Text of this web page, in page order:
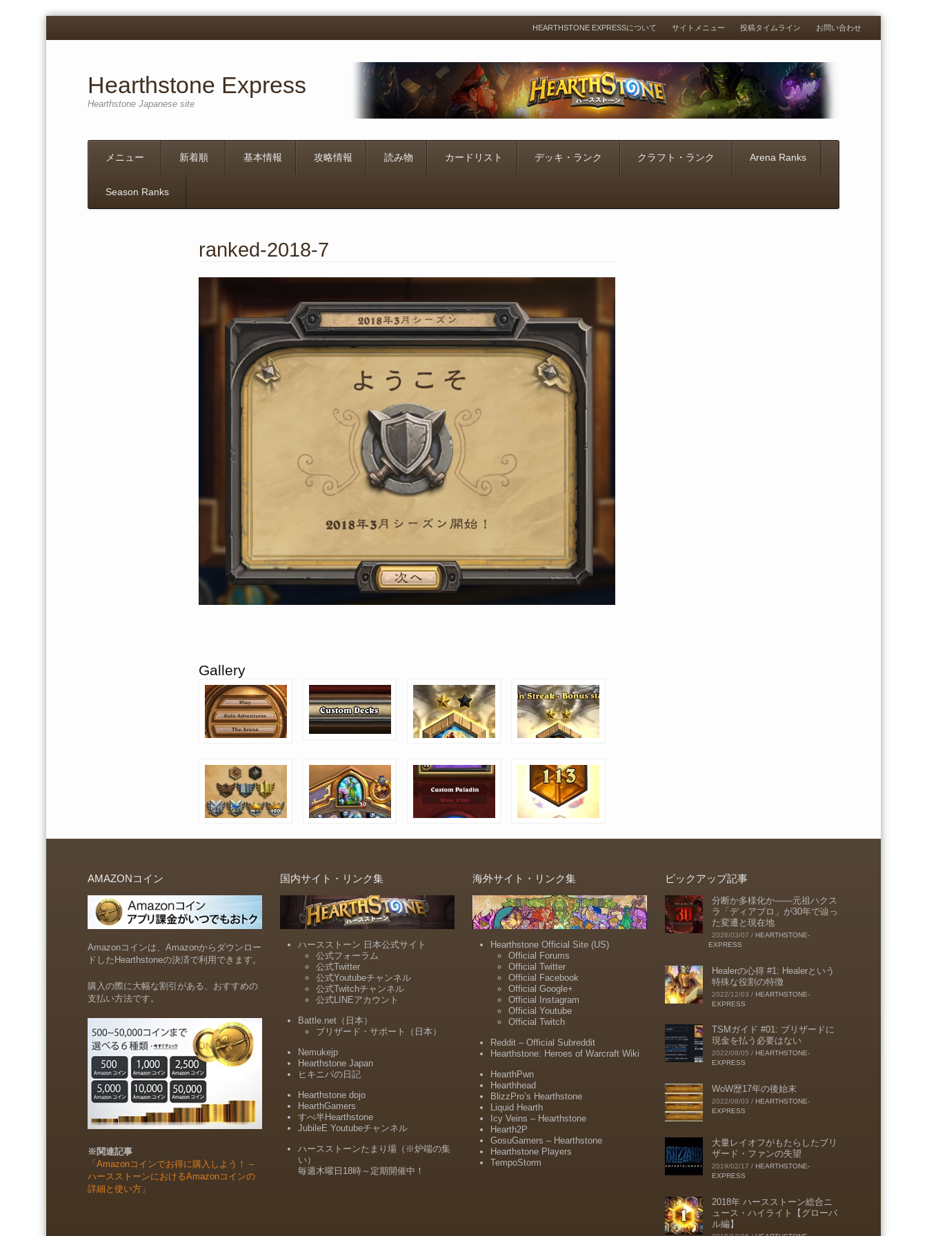
Menu
Skip
to
HEARTHSTONE EXPRESSについて サイトメニュー 投稿タイムライン お問い合わせ
Hearthstone Express
Hearthstone Japanese site
メニュー 新着順 基本情報 攻略情報 読み物 カードリスト デッキ・ランク クラフト・ランク Arena Ranks
Season Ranks
ranked-2018-7
Gallery
AMAZONコイン
Amazonコインは、Amazonからダウンロー
ドしたHearthstoneの決済で利用できます。
購入の際に大幅な割引がある、おすすめの
支払い方法です。
※関連記事
「Amazonコインでお得に購入しよう！ –
ハースストーンにおけるAmazonコインの
詳細と使い方」
国内サイト・リンク集
ハースストーン 日本公式サイト
公式フォーラム
公式Twitter
公式Youtubeチャンネル
公式Twitchチャンネル
公式LINEアカウント
Battle.net（日本）
ブリザード・サポート（日本）
Nemukejp
Hearthstone Japan
ヒキニパの日記
Hearthstone dojo
HearthGamers
すべ半Hearthstone
JubileE Youtubeチャンネル
ハースストーンたまり場（※炉端の集
い）
毎週木曜日18時～定期開催中！
海外サイト・リンク集
Hearthstone Official Site (US)
Official Forums
Official Twitter
Official Facebook
Official Google+
Official Instagram
Official Youtube
Official Twitch
Reddit – Official Subreddit
Hearthstone: Heroes of Warcraft Wiki
HearthPwn
Hearthhead
BlizzPro’s Hearthstone
Liquid Hearth
Icy Veins – Hearthstone
Hearth2P
GosuGamers – Hearthstone
Hearthstone Players
TempoStorm
ピックアップ記事
分断か多様化か――元祖ハクス
ラ「ディアブロ」が30年で辿っ
た変遷と現在地
2026/03/07 / HEARTHSTONE-
EXPRESS
Healerの心得 #1: Healerという
特殊な役割の特徴
2022/12/03 / HEARTHSTONE-
EXPRESS
TSMガイド #01: ブリザードに
現金を払う必要はない
2022/08/05 / HEARTHSTONE-
EXPRESS
WoW歴17年の後始末
2022/08/03 / HEARTHSTONE-
EXPRESS
大量レイオフがもたらしたブリ
ザード・ファンの失望
2019/02/17 / HEARTHSTONE-
EXPRESS
2018年 ハースストーン総合ニ
ュース・ハイライト【グローバ
ル編】